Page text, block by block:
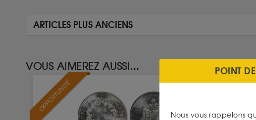
ARTICLES PLUS ANCIENS
VOUS AIMEREZ AUSSI...
OPPORTUNITÉ
POINT
Nous vous rappelons